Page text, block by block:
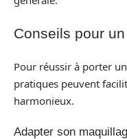
Conseils pour
Pour réussir à porter
pratiques peuvent
harmonieux.
Adapter son